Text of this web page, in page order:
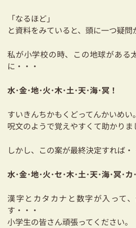
「なるほど」
と資料をみていると、頭に一つ疑問
私が小学校の時、この地球がある
に・・・
水･金･地･火･木･土･天･海･冥！
すいきんちかもくどってんかいめい
呪文のようで覚えやすくて助かりま
しかし、この案が最終決定すれば・
水･金･地･火･セ･木･土･天･海･冥･カ
漢字とカタカナと数字が入って
す・・・
小学生の皆さん頑張ってください。